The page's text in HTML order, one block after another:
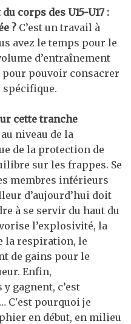
corps des U15-U17 :
? C’est un travail à
avez le temps pour le
d’entraînement
pour pouvoir consacrer
spécifique.
cette tranche
niveau de la
de la protection de
sur les frappes. Se
membres inférieurs
d’aujourd’hui doit
à se servir du haut du
l’explosivité, la
la respiration, le
de gains pour le
Enfin,
gagnent, c’est
C'est pourquoi je
en début, en milieu